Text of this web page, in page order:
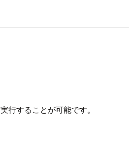
行することが可能です。